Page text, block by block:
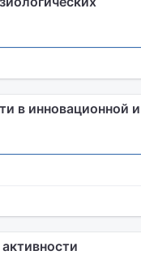
в инновационной и